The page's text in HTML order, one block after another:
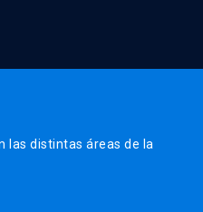
las distintas áreas de la